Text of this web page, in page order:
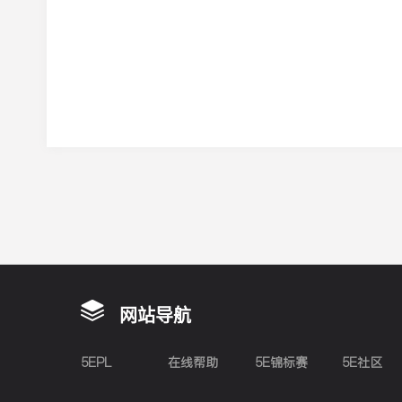
网站导航
5EPL 在线帮助 5E锦标赛 5E社区